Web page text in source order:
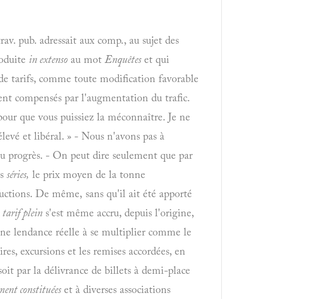
pub. adressait aux comp., au sujet des
in extenso au mot Enquêteset qui
tarifs, comme toute modification favorable
compensés par l'augmentation du trafic.
que vous puissiez la méconnaître. Je ne
et libéral. » - Nous n'avons pas à
progrès. - On peut dire seulement que par
séries, le prix moyen de la tonne
De même, sans qu'il ait été apporté
tarif plein s'est même accru, depuis l'origine,
lendance réelle à se multiplier comme le
excursions et les remises accordées, en
par la délivrance de billets à demi-place
constituéeset à diverses associations